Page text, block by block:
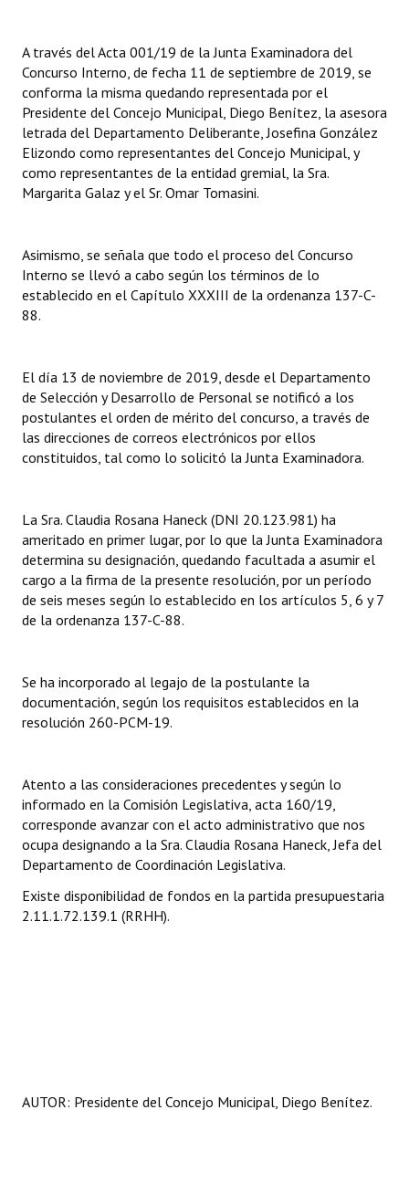
Noticias Destacadas
Registros y Distinciones
Datos Históricos
Premio al Mérito - Registro
Audiencias Públicas - Registro
Periodistas Decanos - Registro
Ciudadano Ilustre - Registro
Huéspedes de Honor - Registro
Antiguos Pobladores - Registro
Reconocimientos - Registro
Entrega de distinciones
REFORMA DE LA CARTA ORGÁNICA
A través del Acta 001/19 de la Junta Examinadora del
Concurso Interno, de fecha 11 de septiembre de 2019, se
conforma la misma quedando representada por el
Presidente del Concejo Municipal, Diego Benítez, la asesora
letrada del Departamento Deliberante, Josefina González
Elizondo como representantes del Concejo Municipal, y
como representantes de la entidad gremial, la Sra.
Margarita Galaz y el Sr. Omar Tomasini.
Asimismo, se señala que todo el proceso del Concurso
Interno se llevó a cabo según los términos de lo
establecido en el Capítulo XXXIII de la ordenanza 137-C-
88.
El día 13 de noviembre de 2019, desde el Departamento
de Selección y Desarrollo de Personal se notificó a los
postulantes el orden de mérito del concurso, a través de
las direcciones de correos electrónicos por ellos
constituidos, tal como lo solicitó la Junta Examinadora.
La Sra. Claudia Rosana Haneck (DNI 20.123.981) ha
ameritado en primer lugar, por lo que la Junta Examinadora
determina su designación, quedando facultada a asumir el
cargo a la firma de la presente resolución, por un período
de seis meses según lo establecido en los artículos 5, 6 y 7
de la ordenanza 137-C-88.
Se ha incorporado al legajo de la postulante la
documentación, según los requisitos establecidos en la
resolución 260-PCM-19.
Atento a las consideraciones precedentes y según lo
informado en la Comisión Legislativa, acta 160/19,
corresponde avanzar con el acto administrativo que nos
ocupa designando a la Sra. Claudia Rosana Haneck, Jefa del
Departamento de Coordinación Legislativa.
Existe disponibilidad de fondos en la partida presupuestaria
2.11.1.72.139.1 (RRHH).
AUTOR: Presidente del Concejo Municipal, Diego Benítez.